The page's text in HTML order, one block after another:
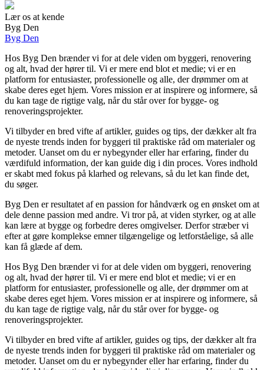
Lær os at kende
Byg Den
Byg Den
Hos Byg Den brænder vi for at dele viden om byggeri, renovering
og alt, hvad der hører til. Vi er mere end blot et medie; vi er en
platform for entusiaster, professionelle og alle, der drømmer om at
skabe deres eget hjem. Vores mission er at inspirere og informere, så
du kan tage de rigtige valg, når du står over for bygge- og
renoveringsprojekter.
Vi tilbyder en bred vifte af artikler, guides og tips, der dækker alt fra
de nyeste trends inden for byggeri til praktiske råd om materialer og
metoder. Uanset om du er nybegynder eller har erfaring, finder du
værdifuld information, der kan guide dig i din proces. Vores indhold
er skabt med fokus på klarhed og relevans, så du let kan finde det,
du søger.
Byg Den er resultatet af en passion for håndværk og en ønsket om at
dele denne passion med andre. Vi tror på, at viden styrker, og at alle
kan lære at bygge og forbedre deres omgivelser. Derfor stræber vi
efter at gøre komplekse emner tilgængelige og letforståelige, så alle
kan få glæde af dem.
Hos Byg Den brænder vi for at dele viden om byggeri, renovering
og alt, hvad der hører til. Vi er mere end blot et medie; vi er en
platform for entusiaster, professionelle og alle, der drømmer om at
skabe deres eget hjem. Vores mission er at inspirere og informere, så
du kan tage de rigtige valg, når du står over for bygge- og
renoveringsprojekter.
Vi tilbyder en bred vifte af artikler, guides og tips, der dækker alt fra
de nyeste trends inden for byggeri til praktiske råd om materialer og
metoder. Uanset om du er nybegynder eller har erfaring, finder du